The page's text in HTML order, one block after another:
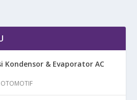
Kondensor & Evaporator AC
OTOMOTIF